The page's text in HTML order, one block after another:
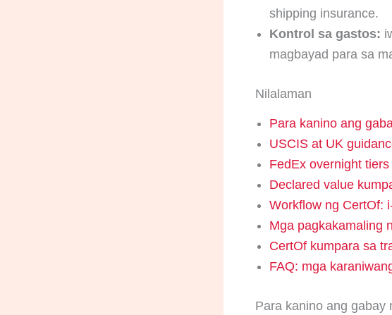
shipping insurance.
Kontrol sa gastos:
magbayad para sa
Nilalaman
Para kanino ang
USCIS at UK
FedEx overnight
Declared value
Workflow ng CertOf:
Mga pagkakamaling
CertOf kumpara sa
FAQ: mga
Para kanino ang gabay